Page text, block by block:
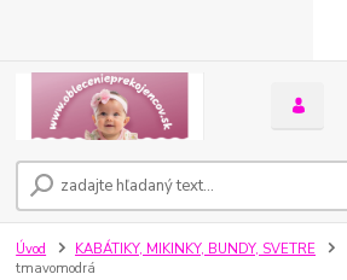
Úvod KABÁTIKY, MIKINKY, BUNDY, SVETRE
tmavomodrá